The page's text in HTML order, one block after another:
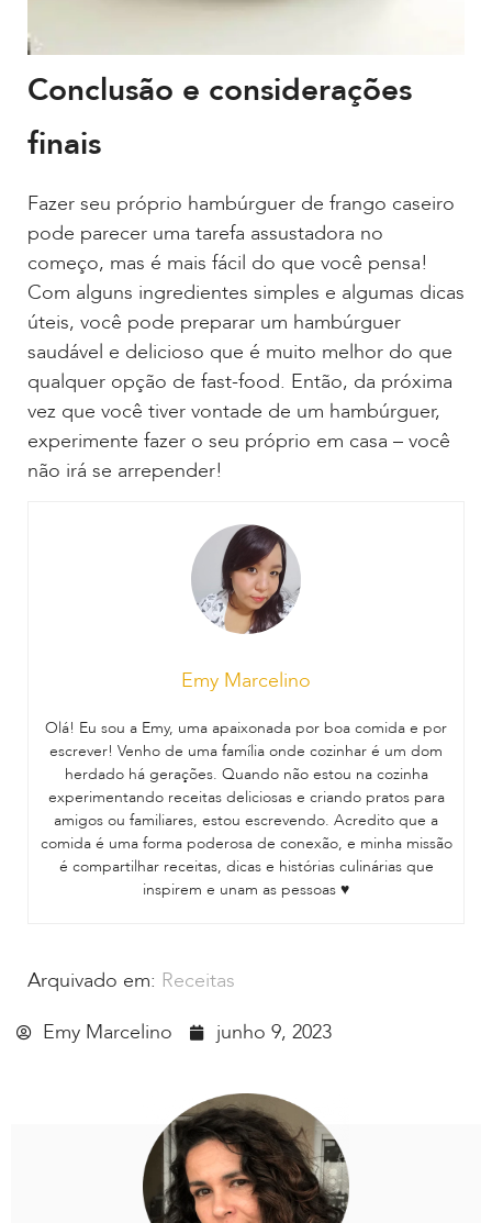
Conclusão e considerações
finais
Fazer seu próprio hambúrguer de frango caseiro
pode parecer uma tarefa assustadora no
começo, mas é mais fácil do que você pensa!
Com alguns ingredientes simples e algumas dicas
úteis, você pode preparar um hambúrguer
saudável e delicioso que é muito melhor do que
qualquer opção de fast-food. Então, da próxima
vez que você tiver vontade de um hambúrguer,
experimente fazer o seu próprio em casa – você
não irá se arrepender!
Emy Marcelino
Olá! Eu sou a Emy, uma apaixonada por boa comida e por
escrever! Venho de uma família onde cozinhar é um dom
herdado há gerações. Quando não estou na cozinha
experimentando receitas deliciosas e criando pratos para
amigos ou familiares, estou escrevendo. Acredito que a
comida é uma forma poderosa de conexão, e minha missão
é compartilhar receitas, dicas e histórias culinárias que
inspirem e unam as pessoas ♥
Arquivado em: Receitas
Emy Marcelino
junho 9, 2023